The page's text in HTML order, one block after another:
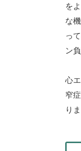
を
な
っ
ン
心
窄
り